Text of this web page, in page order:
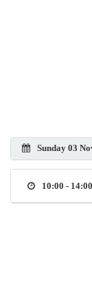
Sunday 03
10:00 - 14:00